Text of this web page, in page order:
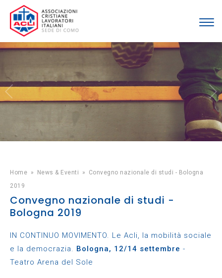
Home » News & Eventi »
Convegno nazionale di studi - Bologna
2019
Convegno nazionale di studi -
Bologna 2019
IN CONTINUO MOVIMENTO. Le Acli, la mobilità sociale
e la democrazia. Bologna, 12/14 settembre -
Teatro Arena del Sole